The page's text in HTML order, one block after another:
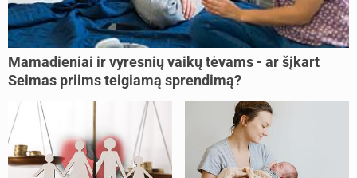
Mamadieniai ir vyresnių vaikų tėvams - ar šįkart
Seimas priims teigiamą sprendimą?